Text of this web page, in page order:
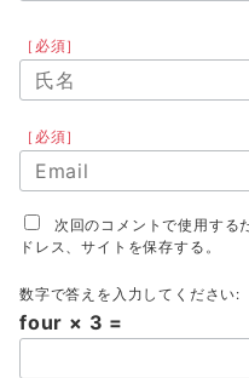
［必須］
［必須］
次回のコメントで使用する
ドレス、サイトを保存する。
数字で答えを入力してください:
four × 3 =